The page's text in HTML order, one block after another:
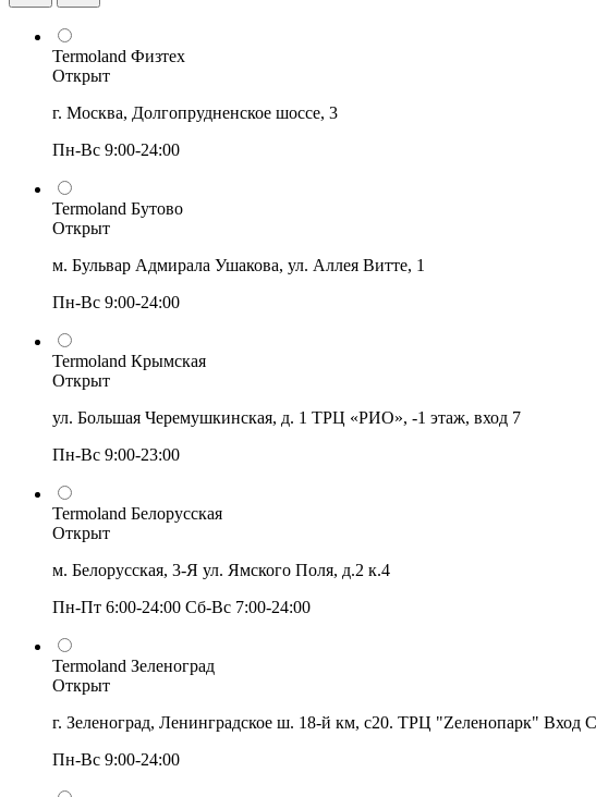
Termoland Физтех
Открыт
г. Москва, Долгопрудненское шоссе, 3
Пн-Вс 9:00-24:00
Termoland Бутово
Открыт
м. Бульвар Адмирала Ушакова, ул. Аллея Витте, 1
Пн-Вс 9:00-24:00
Termoland Крымская
Открыт
ул. Большая Черемушкинская, д. 1 ТРЦ «РИО», -1 этаж, вход 7
Пн-Вс 9:00-23:00
Termoland Белорусская
Открыт
м. Белорусская, 3-Я ул. Ямского Поля, д.2 к.4
Пн-Пт 6:00-24:00 Сб-Вс 7:00-24:00
Termoland Зеленоград
Открыт
г. Зеленоград, Ленинградское ш. 18-й км, с20. ТРЦ "Zеленопарк" Вход С
Пн-Вс 9:00-24:00